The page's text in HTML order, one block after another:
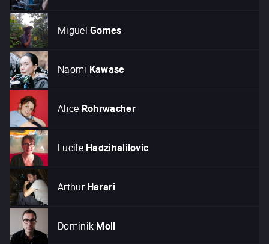
Miguel Gomes
Naomi Kawase
Alice Rohrwacher
Lucile Hadzihalilovic
Arthur Harari
Dominik Moll